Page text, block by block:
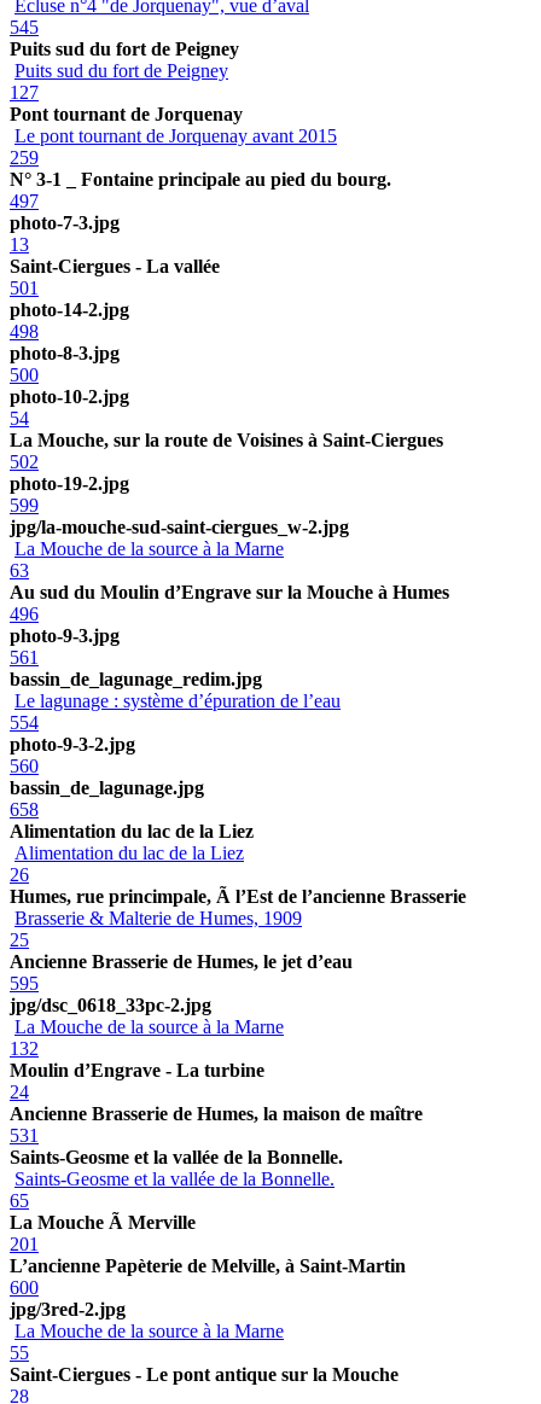
Ecluse n°4 "de Jorquenay", vue d’aval
545
Puits sud du fort de Peigney
Puits sud du fort de Peigney
127
Pont tournant de Jorquenay
Le pont tournant de Jorquenay avant 2015
259
N° 3-1 _ Fontaine principale au pied du bourg.
497
photo-7-3.jpg
13
Saint-Ciergues - La vallée
501
photo-14-2.jpg
498
photo-8-3.jpg
500
photo-10-2.jpg
54
La Mouche, sur la route de Voisines à Saint-Ciergues
502
photo-19-2.jpg
599
jpg/la-mouche-sud-saint-ciergues_w-2.jpg
La Mouche de la source à la Marne
63
Au sud du Moulin d’Engrave sur la Mouche à Humes
496
photo-9-3.jpg
561
bassin_de_lagunage_redim.jpg
Le lagunage : système d’épuration de l’eau
554
photo-9-3-2.jpg
560
bassin_de_lagunage.jpg
658
Alimentation du lac de la Liez
Alimentation du lac de la Liez
26
Humes, rue princimpale, Ã l’Est de l’ancienne Brasserie
Brasserie & Malterie de Humes, 1909
25
Ancienne Brasserie de Humes, le jet d’eau
595
jpg/dsc_0618_33pc-2.jpg
La Mouche de la source à la Marne
132
Moulin d’Engrave - La turbine
24
Ancienne Brasserie de Humes, la maison de maître
531
Saints-Geosme et la vallée de la Bonnelle.
Saints-Geosme et la vallée de la Bonnelle.
65
La Mouche Ã Merville
201
L’ancienne Papèterie de Melville, à Saint-Martin
600
jpg/3red-2.jpg
La Mouche de la source à la Marne
55
Saint-Ciergues - Le pont antique sur la Mouche
28